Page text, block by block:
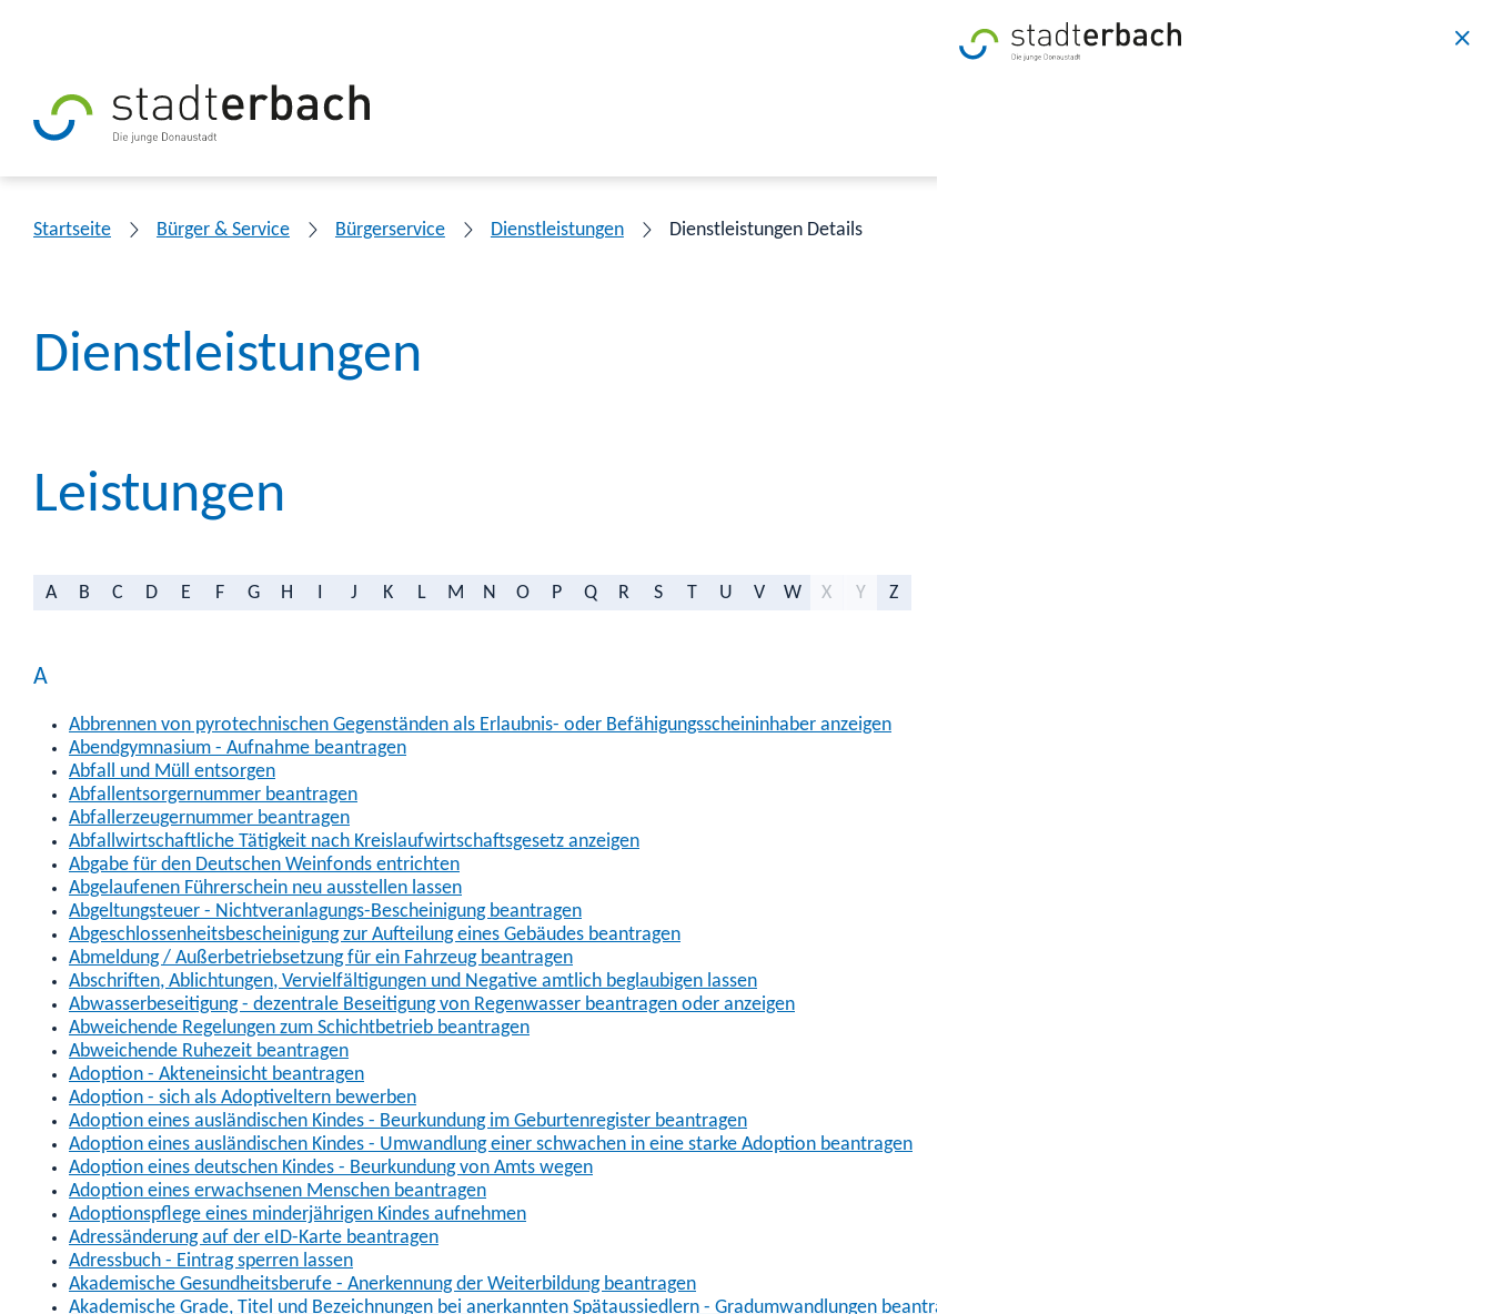
Startseite Bürger & Service Bürgerservice Dienstleistungen Dienstleistungen Details
Dienstleistungen
Leistungen
A B C D E F G H J K L M N O P Q R S T U V W X Y Z
A
Abbrennen von pyrotechnischen Gegenständen als Erlaubnis- oder Befähigungsscheininhaber anzeigen
Abendgymnasium - Aufnahme beantragen
Abfall und Müll entsorgen
Abfallentsorgernummer beantragen
Abfallerzeugernummer beantragen
Abfallwirtschaftliche Tätigkeit nach Kreislaufwirtschaftsgesetz anzeigen
Abgabe für den Deutschen Weinfonds entrichten
Abgelaufenen Führerschein neu ausstellen lassen
Abgeltungsteuer - Nichtveranlagungs-Bescheinigung beantragen
Abgeschlossenheitsbescheinigung zur Aufteilung eines Gebäudes beantragen
Abmeldung / Außerbetriebsetzung für ein Fahrzeug beantragen
Abschriften, Ablichtungen, Vervielfältigungen und Negative amtlich beglaubigen lassen
Abwasserbeseitigung - dezentrale Beseitigung von Regenwasser beantragen oder anzeigen
Abweichende Regelungen zum Schichtbetrieb beantragen
Abweichende Ruhezeit beantragen
Adoption - Akteneinsicht beantragen
Adoption - sich als Adoptiveltern bewerben
Adoption eines ausländischen Kindes - Beurkundung im Geburtenregister beantragen
Adoption eines ausländischen Kindes - Umwandlung einer schwachen in eine starke Adoption beantragen
Adoption eines deutschen Kindes - Beurkundung von Amts wegen
Adoption eines erwachsenen Menschen beantragen
Adoptionspflege eines minderjährigen Kindes aufnehmen
Adressänderung auf der eID-Karte beantragen
Adressbuch - Eintrag sperren lassen
Akademische Gesundheitsberufe - Anerkennung der Weiterbildung beantragen
Akademische Grade, Titel und Bezeichnungen bei anerkannten Spätaussiedlern - Gradumwandlungen beantragen